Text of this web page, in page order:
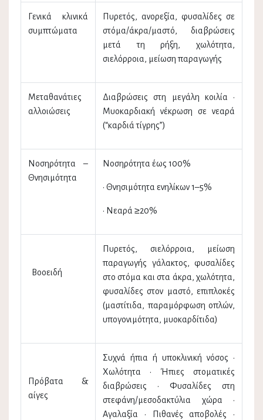
Γενικά κλινικά
συμπτώματα
Πυρετός, ανορεξία, φυσαλίδες σε
στόμα/άκρα/μαστό, διαβρώσεις
μετά τη ρήξη, χωλότητα,
σιελόρροια, μείωση παραγωγής
Μεταθανάτιες
αλλοιώσεις
Διαβρώσεις στη μεγάλη κοιλία •
Μυοκαρδιακή νέκρωση σε νεαρά
(“καρδιά τίγρης”)
Νοσηρότητα –
Θνησιμότητα
Νοσηρότητα έως 100%
• Θνησιμότητα ενηλίκων 1–5%
• Νεαρά ≥20%
Βοοειδή
Πυρετός, σιελόρροια, μείωση
παραγωγής γάλακτος, φυσαλίδες
στο στόμα και στα άκρα, χωλότητα,
φυσαλίδες στον μαστό, επιπλοκές
(μαστίτιδα, παραμόρφωση οπλών,
υπογονιμότητα, μυοκαρδίτιδα)
Πρόβατα &
αίγες
Συχνά ήπια ή υποκλινική νόσος •
Χωλότητα • Ήπιες στοματικές
διαβρώσεις • Φυσαλίδες στη
στεφάνη/μεσοδακτύλια χώρα •
Αγαλαξία • Πιθανές αποβολές •